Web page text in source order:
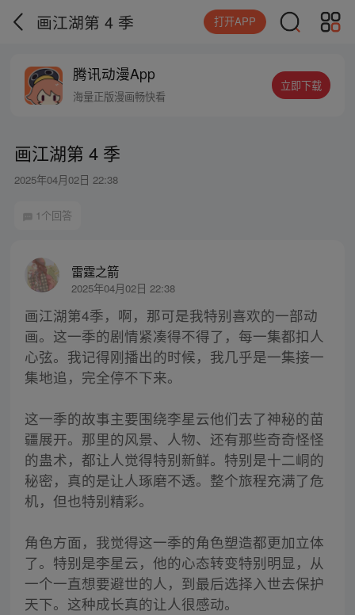
画江湖第 4 季 打开APP
腾讯动漫App
海量正版漫画畅快看
立即下载
画江湖第 4 季
2025年04月02日 22:38
1个回答
雷霆之箭
2025年04月02日 22:38
画江湖第4季，啊，那可是我特别喜欢的一部动
画。这一季的剧情紧凑得不得了，每一集都扣人
心弦。我记得刚播出的时候，我几乎是一集接一
集地追，完全停不下来。
这一季的故事主要围绕李星云他们去了神秘的苗
疆展开。那里的风景、人物、还有那些奇奇怪怪
的蛊术，都让人觉得特别新鲜。特别是十二峒的
秘密，真的是让人琢磨不透。整个旅程充满了危
机，但也特别精彩。
角色方面，我觉得这一季的角色塑造都更加立体
了。特别是李星云，他的心态转变特别明显，从
一个一直想要避世的人，到最后选择入世去保护
天下。这种成长真的让人很感动。